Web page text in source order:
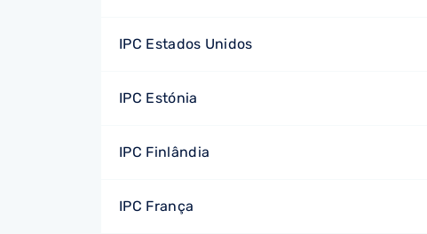
IPC Estados Unidos
IPC Estónia
IPC Finlândia
IPC França